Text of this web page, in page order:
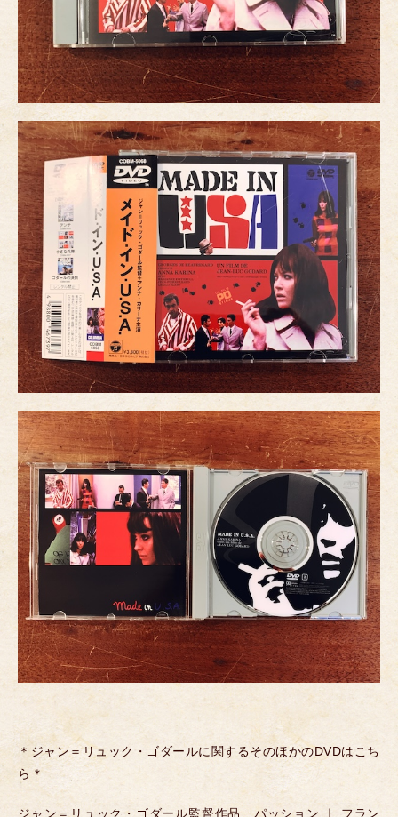
＊ジャン＝リュック・ゴダールに関するそのほかのDVDはこち
ら＊
ジャン＝リュック・ゴダール監督作品 パッション ｜ フラン